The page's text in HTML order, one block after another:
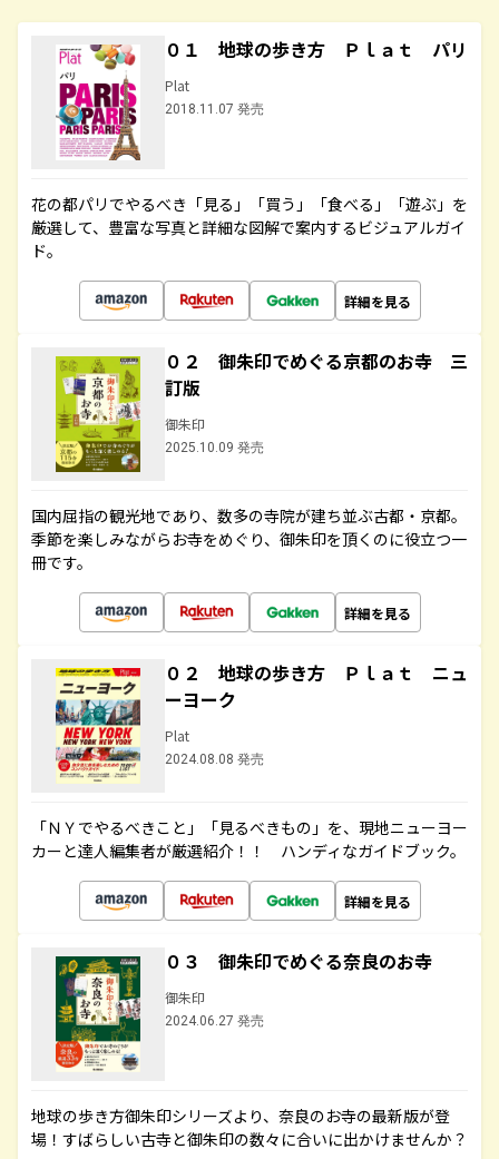
０１ 地球の歩き方 Ｐｌａｔ パリ
Plat
2018.11.07 発売
花の都パリでやるべき「見る」「買う」「食べる」「遊ぶ」を
厳選して、豊富な写真と詳細な図解で案内するビジュアルガイ
ド。
詳細を見る
０２ 御朱印でめぐる京都のお寺 三
訂版
御朱印
2025.10.09 発売
国内屈指の観光地であり、数多の寺院が建ち並ぶ古都・京都。
季節を楽しみながらお寺をめぐり、御朱印を頂くのに役立つ一
冊です。
詳細を見る
０２ 地球の歩き方 Ｐｌａｔ ニュ
ーヨーク
Plat
2024.08.08 発売
「ＮＹでやるべきこと」「見るべきもの」を、現地ニューヨー
カーと達人編集者が厳選紹介！！ ハンディなガイドブック。
詳細を見る
０３ 御朱印でめぐる奈良のお寺
御朱印
2024.06.27 発売
地球の歩き方御朱印シリーズより、奈良のお寺の最新版が登
場！すばらしい古寺と御朱印の数々に合いに出かけませんか？